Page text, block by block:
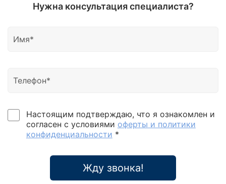
Нужна консультация специалиста?
Настоящим подтверждаю, что я ознакомлен и
согласен с условиями оферты и политики
конфиденциальности *
Жду звонка!